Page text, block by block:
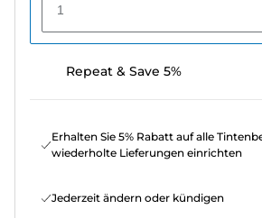
1
Repeat & Save 5%
Erhalten Sie 5% Rabatt auf alle
wiederholte Lieferungen einrichten
Jederzeit ändern oder kündigen